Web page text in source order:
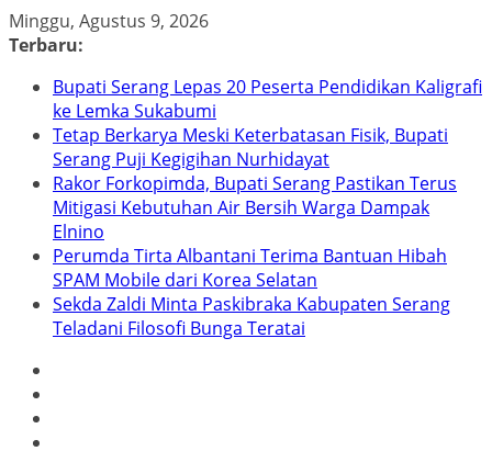
Skip
to
Minggu, Agustus 9, 2026
Terbaru:
Bupati Serang Lepas 20 Peserta Pendidikan Kaligrafi
ke Lemka Sukabumi
Tetap Berkarya Meski Keterbatasan Fisik, Bupati
Serang Puji Kegigihan Nurhidayat
Rakor Forkopimda, Bupati Serang Pastikan Terus
Mitigasi Kebutuhan Air Bersih Warga Dampak
Elnino
Perumda Tirta Albantani Terima Bantuan Hibah
SPAM Mobile dari Korea Selatan
Sekda Zaldi Minta Paskibraka Kabupaten Serang
Teladani Filosofi Bunga Teratai